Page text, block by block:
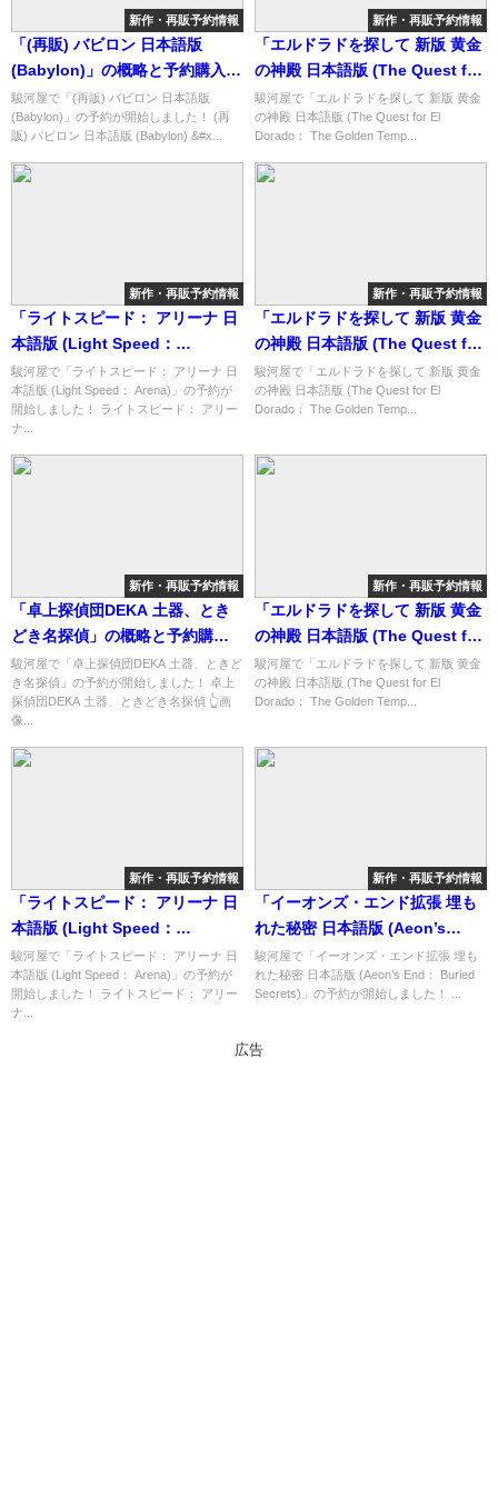
新作・再販予約情報
「(再販) バビロン 日本語版
(Babylon)」の概略と予約購入可
能なショップ紹介！
駿河屋で「(再販) バビロン 日本語版
(Babylon)」の予約が開始しました！ (再
販) バビロン 日本語版 (Babylon) &#x...
新作・再販予約情報
「エルドラドを探して 新版 黄金
の神殿 日本語版 (The Quest for
El Dorado： The Golden
Temples)」の概略と予約購入可
駿河屋で「エルドラドを探して 新版 黄金
の神殿 日本語版 (The Quest for El
Dorado： The Golden Temp...
新作・再販予約情報
「ライトスピード： アリーナ 日
本語版 (Light Speed：
Arena)」の概略と予約購入可能
なショップ紹介！
駿河屋で「ライトスピード： アリーナ 日
本語版 (Light Speed： Arena)」の予約が
開始しました！ ライトスピード： アリー
ナ...
新作・再販予約情報
「エルドラドを探して 新版 黄金
の神殿 日本語版 (The Quest for
El Dorado： The Golden
Temples)」の概略と予約購入可
駿河屋で「エルドラドを探して 新版 黄金
の神殿 日本語版 (The Quest for El
Dorado： The Golden Temp...
新作・再販予約情報
「卓上探偵団DEKA 土器、とき
どき名探偵」の概略と予約購入
可能なショップ紹介！
駿河屋で「卓上探偵団DEKA 土器、ときど
き名探偵」の予約が開始しました！ 卓上
探偵団DEKA 土器、ときどき名探偵 👆画
像...
新作・再販予約情報
「エルドラドを探して 新版 黄金
の神殿 日本語版 (The Quest for
El Dorado： The Golden
Temples)」の概略と予約購入可
駿河屋で「エルドラドを探して 新版 黄金
の神殿 日本語版 (The Quest for El
Dorado： The Golden Temp...
新作・再販予約情報
「ライトスピード： アリーナ 日
本語版 (Light Speed：
Arena)」の概略と予約購入可能
なショップ紹介！
駿河屋で「ライトスピード： アリーナ 日
本語版 (Light Speed： Arena)」の予約が
開始しました！ ライトスピード： アリー
ナ...
新作・再販予約情報
「イーオンズ・エンド拡張 埋も
れた秘密 日本語版 (Aeon’s
End： Buried Secrets)」の概略
と予約購入可能なショップ紹
駿河屋で「イーオンズ・エンド拡張 埋も
れた秘密 日本語版 (Aeon’s End： Buried
Secrets)」の予約が開始しました！ ...
広告